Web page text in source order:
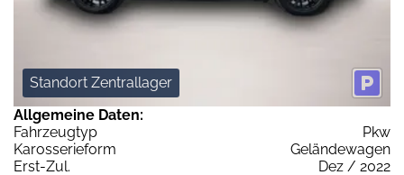
Standort Zentrallager
Allgemeine Daten:
Fahrzeugtyp
Pkw
Karosserieform
Geländewagen
Erst-Zul.
Dez / 2022